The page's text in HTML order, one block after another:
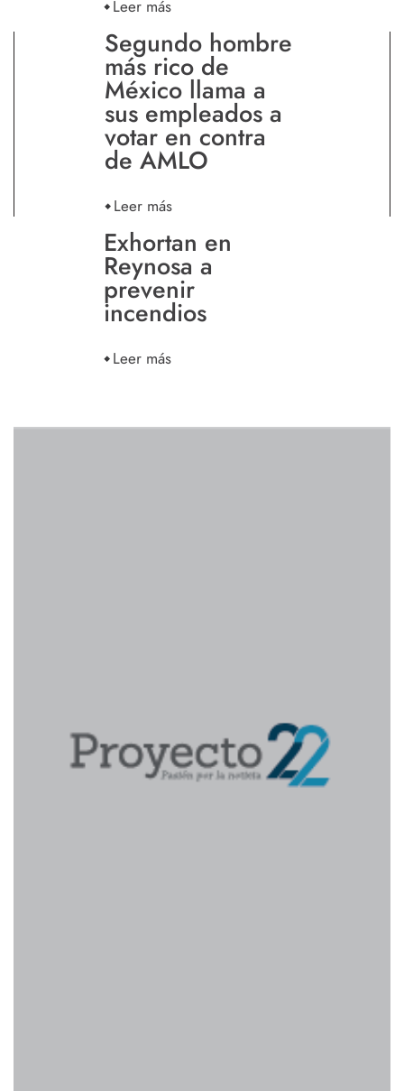
Leer más
Segundo hombre
más rico de
México llama a
sus empleados a
votar en contra
de AMLO
Leer más
Exhortan en
Reynosa a
prevenir
incendios
Leer más